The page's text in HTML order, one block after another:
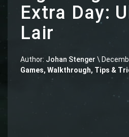
Extra Day:
Lair
Author: Johan Stenger \
Games, Walkthrough, Tips &